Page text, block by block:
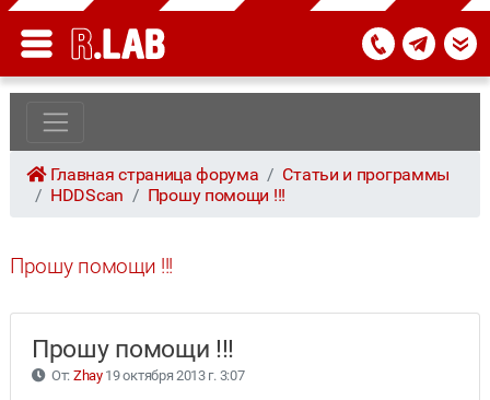
Главная страница форума
Статьи и программы
HDDScan
Прошу помощи !!!
Прошу помощи !!!
Прошу помощи !!!
От: Zhay19 октября 2013 г. 3:07